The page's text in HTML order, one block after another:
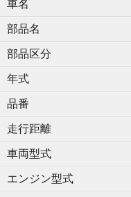
車名
部品名
部品区分
年式
品番
走行距離
車両型式
エンジン型式